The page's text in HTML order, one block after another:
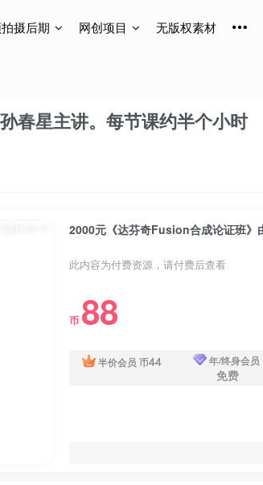
摄后期 网创项目 无版权素材
春星主讲。每节课约半个小时
2000元《达芬奇Fusion合成论证班》
此内容为付费资源，请付费后查看
币 88
半价会员 币44 年/终身会员
免费